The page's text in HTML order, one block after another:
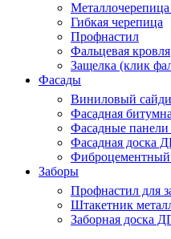
Гибкая черепица
Профнастил
Фальцевая кровля
Защелка (клик
Фасады
Виниловый
Фасадная
Фасадные
Фасадная доска
Фиброцементный
Заборы
Профнастил для
Штакетник
Заборная доска